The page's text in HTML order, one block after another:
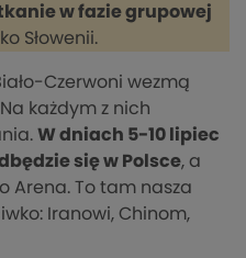
w fazie grupowej
Słowenii.
Czerwoni wezmą
każdym z nich
W dniach 5-10 lipiec
się w Polsce, a
Arena. To tam nasza
Iranowi, Chinom,